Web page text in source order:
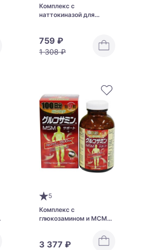
Комплекс с
наттокиназой для
заболеваний DHC
Nattokinase 3100FU
759 ₽
1 308 ₽
5
Комплекс с
глюкозамином и МСМ
Glucosamine + MSM
3 377 ₽